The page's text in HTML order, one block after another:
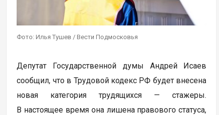
Фото: Илья Тушев / Вести Подмосковья
Депутат Государственной думы Андрей Исаев
сообщил, что в Трудовой кодекс РФ будет внесена
новая категория трудящихся — стажеры.
В настоящее время она лишена правового статуса,